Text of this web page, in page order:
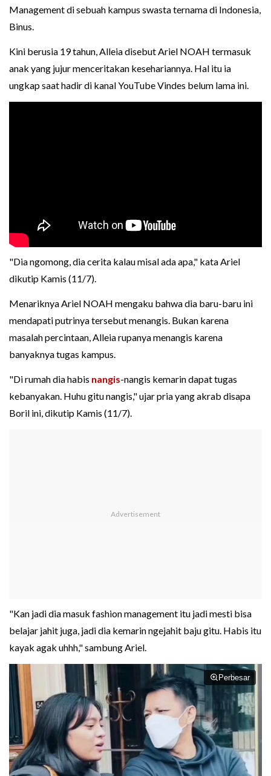
Management di sebuah kampus swasta ternama di Indonesia,
Binus.
Kini berusia 19 tahun, Alleia disebut Ariel NOAH termasuk
anak yang jujur menceritakan kesehariannya. Hal itu ia
ungkap saat hadir di kanal YouTube Vindes belum lama ini.
"Dia ngomong, dia cerita kalau misal ada apa," kata Ariel
dikutip Kamis (11/7).
Menariknya Ariel NOAH mengaku bahwa dia baru-baru ini
mendapati putrinya tersebut menangis. Bukan karena
masalah percintaan, Alleia rupanya menangis karena
banyaknya tugas kampus.
"Di rumah dia habis nangis-nangis kemarin dapat tugas
kebanyakan. Huhu gitu nangis," ujar pria yang akrab disapa
Boril ini, dikutip Kamis (11/7).
"Kan jadi dia masuk fashion management itu jadi mesti bisa
belajar jahit juga, jadi dia kemarin ngejahit baju gitu. Habis itu
kayak agak uhhh," sambung Ariel.
Perbesar